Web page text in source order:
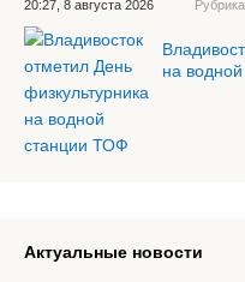
20:27, 8 августа 2026
на
Актуальные новости